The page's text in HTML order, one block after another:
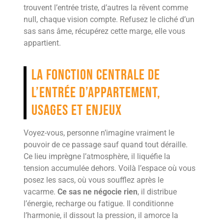
trouvent l’entrée triste, d’autres la rêvent comme
null, chaque vision compte. Refusez le cliché d’un
sas sans âme, récupérez cette marge, elle vous
appartient.
La fonction centrale de
l’entrée d’appartement,
usages et enjeux
Voyez-vous, personne n’imagine vraiment le
pouvoir de ce passage sauf quand tout déraille.
Ce lieu imprègne l’atmosphère, il liquéfie la
tension accumulée dehors. Voilà l’espace où vous
posez les sacs, où vous soufflez après le
vacarme. Ce sas ne négocie rien, il distribue
l’énergie, recharge ou fatigue. Il conditionne
l’harmonie, il dissout la pression, il amorce la